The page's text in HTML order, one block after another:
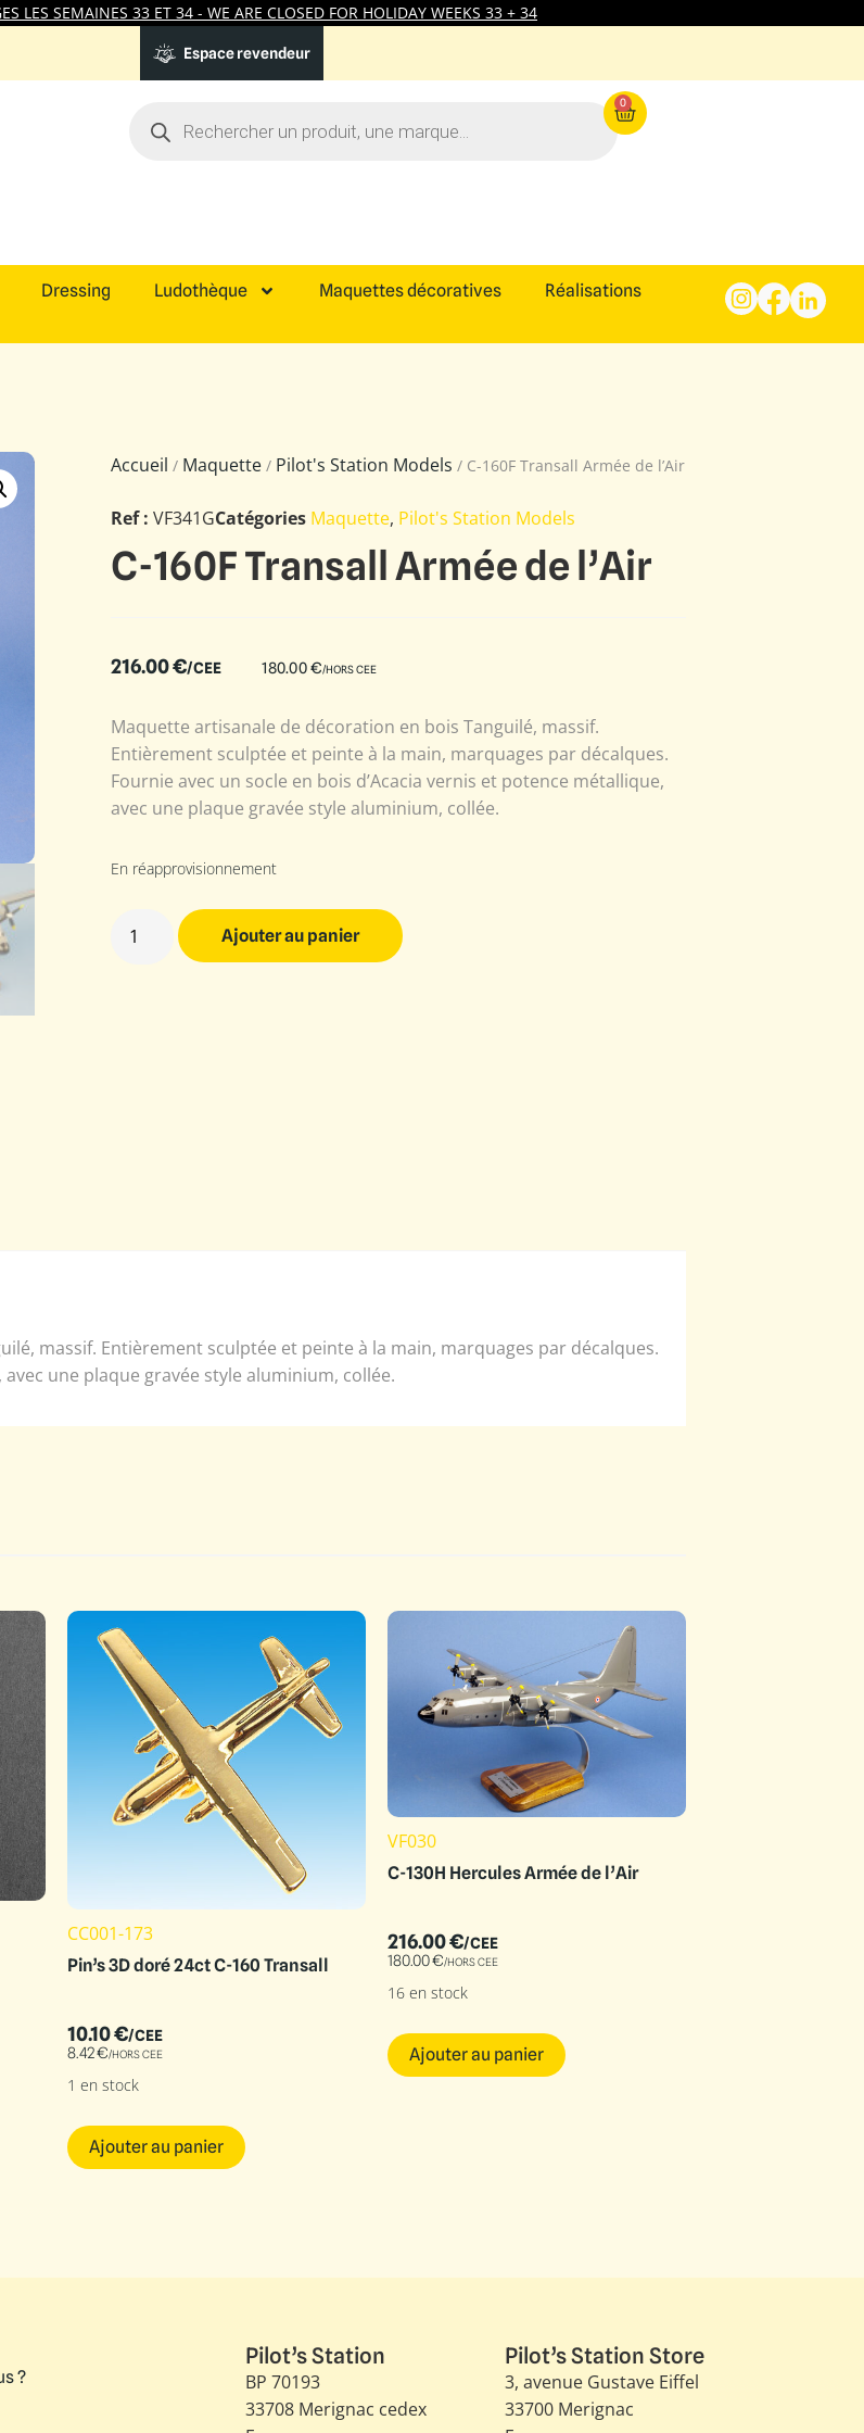
LES SEMAINES 33 ET 34 - WE ARE CLOSED FOR HOLIDAY WEEKS 33 + 34
Espace revendeur
0
Dressing Ludothèque Maquettes décoratives Réalisations
Accueil / Maquette / Pilot's Station Models / C-160F Transall Armée de l’Air
Ref : VF341GCatégories Maquette, Pilot's Station Models
C-160F Transall Armée de l’Air
216.00€/CEE 180.00€/HORS CEE
Maquette artisanale de décoration en bois Tanguilé, massif.
Entièrement sculptée et peinte à la main, marquages par décalques.
Fournie avec un socle en bois d’Acacia vernis et potence métallique,
avec une plaque gravée style aluminium, collée.
En réapprovisionnement
Ajouter au panier
massif. Entièrement sculptée et peinte à la main, marquages par décalques.
une plaque gravée style aluminium, collée.
CC001-173
Pin’s 3D doré 24ct C-160 Transall
10.10€/CEE
8.42€/HORS CEE
1 en stock
Ajouter au panier
VF030
C-130H Hercules Armée de l’Air
216.00€/CEE
180.00€/HORS CEE
16 en stock
Ajouter au panier
?
Pilot’s Station
BP 70193
33708 Merignac cedex
Pilot’s Station Store
3, avenue Gustave Eiffel​
33700 Merignac